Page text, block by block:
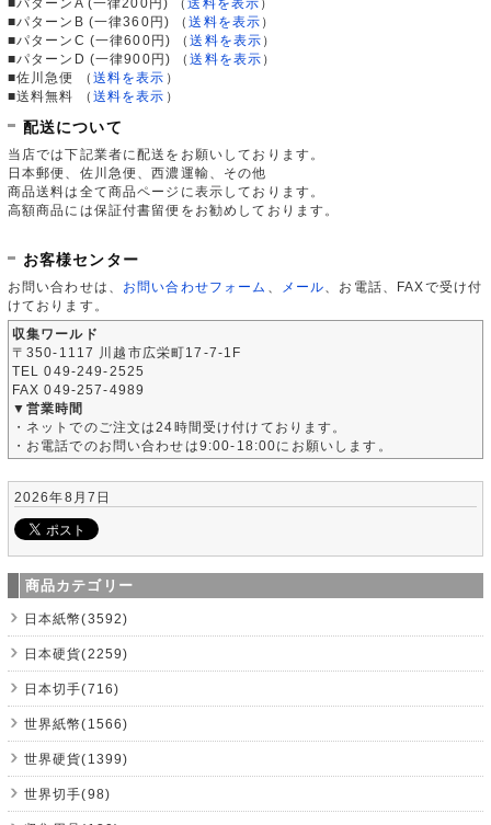
■パターンB (一律360円)
（送料を表示 ）
■パターンC (一律600円)
（送料を表示 ）
■パターンD (一律900円)
（送料を表示 ）
■佐川急便
（ 送料を表示 ）
■送料無料
（ 送料を表示 ）
配送について
当店では下記業者に配送をお願いしております。
日本郵便、佐川急便、西濃運輸、その他
商品送料は全て商品ページに表示しております。
高額商品には保証付書留便をお勧めしております。
お客様センター
お問い合わせは、 お問い合わせフォーム メール 、お電話、FAXで受け付
けております。
収集ワールド
〒350-1117 川越市広栄町17-7-1F
TEL 049-249-2525
FAX 049-257-4989
▼営業時間
・ネットでのご注文は24時間受け付けております。
・お電話でのお問い合わせは9:00-18:00にお願いします。
2026年8月7日
商品カテゴリー
日本紙幣(3592)
日本硬貨(2259)
日本切手(716)
世界紙幣(1566)
世界硬貨(1399)
世界切手(98)